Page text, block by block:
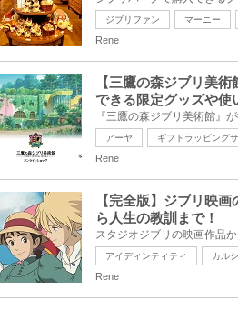
ジブリファン マーニー
Rene
【三鷹の森ジブリ美
できる限定グッズや使
アーヤ ギフトラッピング
Rene
【完全版】ジブリ映
ら人生の教訓まで！
アイディンティティ カル
Rene